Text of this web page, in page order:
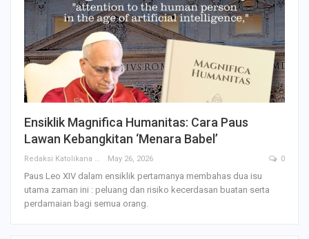
Ensiklik Magnifica Humanitas: Cara Paus
Lawan Kebangkitan ‘Menara Babel’
Redaksi Katolikana May 26, 2026 0
Paus Leo XIV dalam ensiklik pertamanya membahas dua isu
utama zaman ini : peluang dan risiko kecerdasan buatan serta
perdamaian bagi semua orang.